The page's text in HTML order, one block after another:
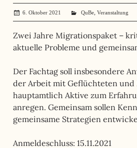
6. Oktober 2021 administrator
QuBe, Veranstaltung
Zwei Jahre Migrationspaket –
aktuelle Probleme und
Der Fachtag soll insbesondere
der Arbeit mit Geflüchteten
hauptamtlich Aktive zum
anregen. Gemeinsam sollen
gemeinsame Strategien
Anmeldeschluss: 15.11.2021